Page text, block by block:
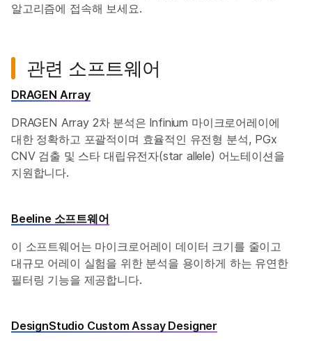
알고리즘에 접속해 보세요.
관련 소프트웨어
DRAGEN Array
DRAGEN Array 2차 분석은 Infinium 마이크로어레이에
대한 정확하고 포괄적이며 효율적인 유전형 분석, PGx
CNV 검출 및 스타 대립유전자(star allele) 어노테이션을
지원합니다.
Beeline 소프트웨어
이 소프트웨어는 마이크로어레이 데이터 크기를 줄이고
대규모 어레이 실험을 위한 분석을 용이하게 하는 유연한
필터링 기능을 제공합니다.
DesignStudio Custom Assay Designer